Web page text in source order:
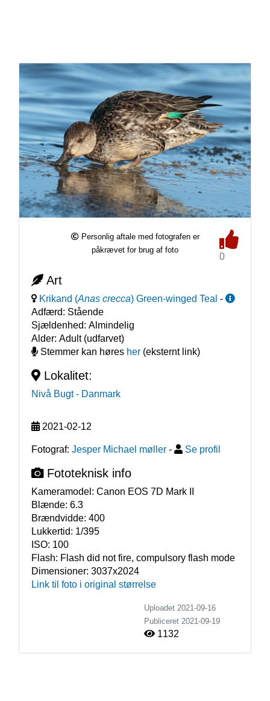
Personlig aftale med fotografen er
påkrævet for brug af foto
0
Art
Krikand (Anas crecca) Green-winged Teal -
Adfærd: Stående
Sjældenhed: Almindelig
Alder: Adult (udfarvet)
Stemmer kan høres her(eksternt link)
Lokalitet:
Nivå Bugt - Danmark
2021-02-12
Fotograf: Jesper Michael møller - Se profil
Fototeknisk info
Kameramodel: Canon EOS 7D Mark II
Blænde: 6.3
Brændvidde: 400
Lukkertid: 1/395
ISO: 100
Flash: Flash did not fire, compulsory flash mode
Dimensioner: 3037x2024
Link til foto i original størrelse
Uploadet 2021-09-16
Publiceret 2021-09-19
1132